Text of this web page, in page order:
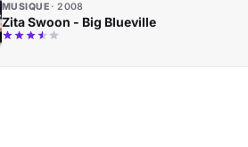
MUSIQUE 2008
Zita Swoon - Big Blueville